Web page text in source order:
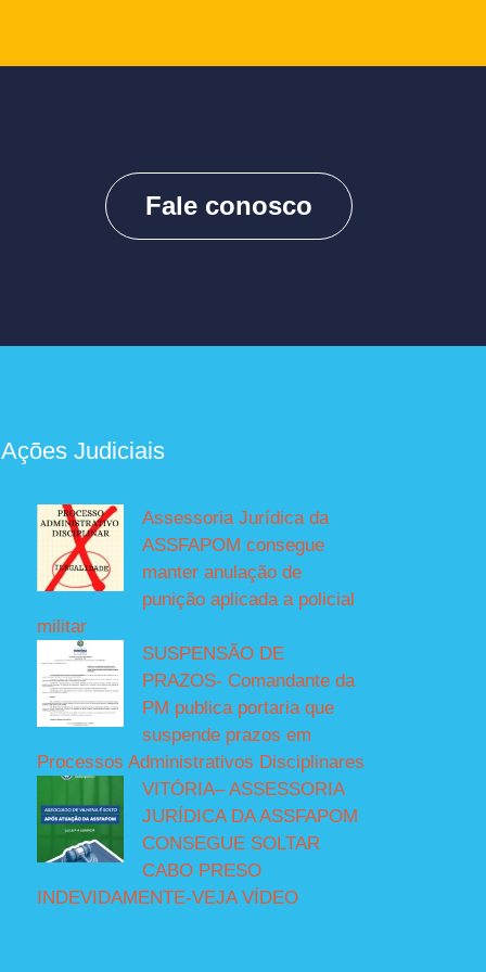
Fale conosco
Judiciais
Assessoria Jurídica da
ASSFAPOM consegue
manter anulação de
punição aplicada a policial
militar
SUSPENSÃO DE
PRAZOS- Comandante da
PM publica portaria que
suspende prazos em
Processos Administrativos Disciplinares
VITÓRIA– ASSESSORIA
JURÍDICA DA ASSFAPOM
CONSEGUE SOLTAR
CABO PRESO
INDEVIDAMENTE-VEJA VÍDEO